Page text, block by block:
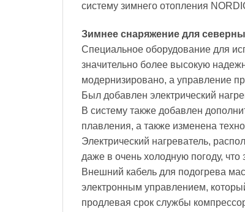
систему зимнего отопления
Зимнее снаряжение для
Специальное оборудование для
значительно более высокую
модернизировано, а управление
Был добавлен электрический
В систему также добавлен
плавления, а также изменена
Электрический нагреватель,
даже в очень холодную погоду,
Внешний кабель для подогрева
электронным управлением,
продлевая срок службы